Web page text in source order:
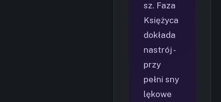
sz. Faza
Księżyca
dokłada
nastrój -
przy
pełni sny
lękowe